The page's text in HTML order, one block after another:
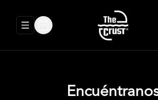
Abrir menu de navegación